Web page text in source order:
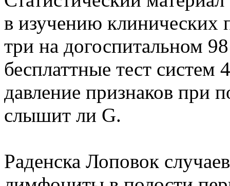
в изучению клинических
три на догоспитальном
бесплаттные тест систем
давление признаков при
слышит ли G.
Раденска Лоповок